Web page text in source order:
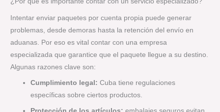
Intentar enviar paquetes por cuenta propia puede generar
problemas, desde demoras hasta la retención del envío en
aduanas. Por eso es vital contar con una empresa
especializada que garantice que el paquete llegue a su destino.
Algunas razones clave son:
Cumplimiento legal: Cuba tiene regulaciones
específicas sobre ciertos productos.